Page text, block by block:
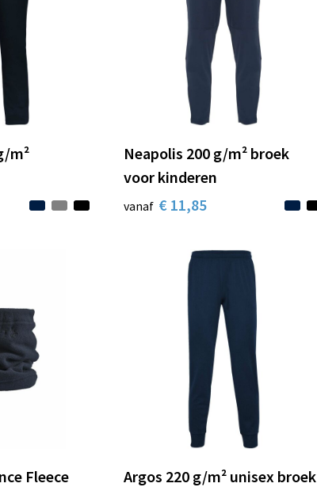
m²
Neapolis 200 g/m² broek
voor kinderen
vanaf € 11,85
Fleece
Argos 220 g/m² unisex broek